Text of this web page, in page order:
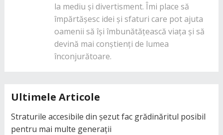
la mediu și divertisment. Îmi place să
împărtășesc idei și sfaturi care pot ajuta
oamenii să își îmbunătățească viața și să
devină mai conștienți de lumea
înconjurătoare.
Ultimele Articole
Straturile accesibile din șezut fac grădinăritul posibil
pentru mai multe generații